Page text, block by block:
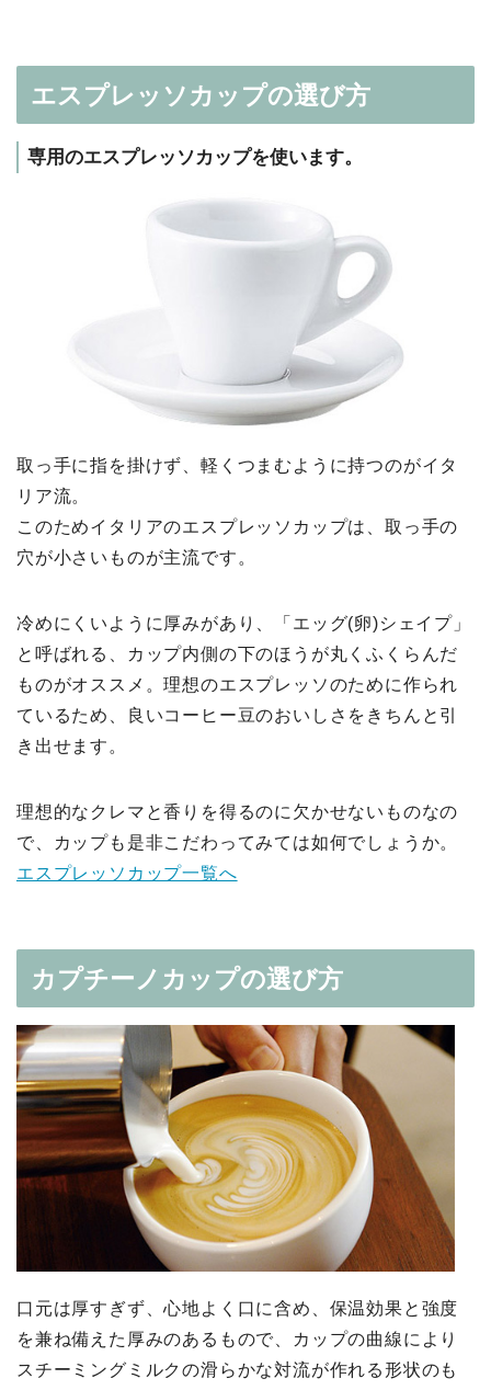
エスプレッソカップの選び方
専用のエスプレッソカップを使います。
取っ手に指を掛けず、軽くつまむように持つのがイタ
リア流。
このためイタリアのエスプレッソカップは、取っ手の
穴が小さいものが主流です。
冷めにくいように厚みがあり、「エッグ(卵)シェイプ」
と呼ばれる、カップ内側の下のほうが丸くふくらんだ
ものがオススメ。理想のエスプレッソのために作られ
ているため、良いコーヒー豆のおいしさをきちんと引
き出せます。
理想的なクレマと香りを得るのに欠かせないものなの
で、カップも是非こだわってみては如何でしょうか。
エスプレッソカップ一覧へ
カプチーノカップの選び方
口元は厚すぎず、心地よく口に含め、保温効果と強度
を兼ね備えた厚みのあるもので、カップの曲線により
スチーミングミルクの滑らかな対流が作れる形状のも